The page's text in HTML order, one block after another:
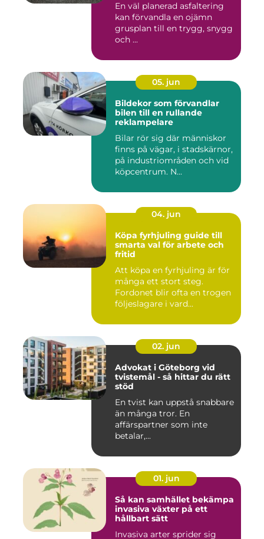
En väl planerad asfaltering
kan förvandla en ojämn
grusplan till en trygg, snygg
och ...
05. jun
Bildekor som förvandlar
bilen till en rullande
reklampelare
Bilar rör sig där människor
finns på vägar, i stadskärnor,
på industriområden och vid
köpcentrum. N...
04. jun
Köpa fyrhjuling guide till
smarta val för arbete och
fritid
Att köpa en fyrhjuling är för
många ett stort steg.
Fordonet blir ofta en trogen
följeslagare i vard...
02. jun
Advokat i Göteborg vid
tvistemål - så hittar du rätt
stöd
En tvist kan uppstå snabbare
än många tror. En
affärspartner som inte
betalar,...
01. jun
Så kan samhället bekämpa
invasiva växter på ett
hållbart sätt
Invasiva arter sprider sig